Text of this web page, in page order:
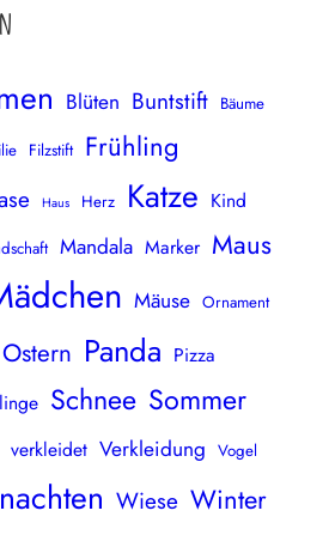
Blüten Buntstift Bäume
Filzstift Frühling
Haus Herz Katze Kind
Mandala Marker Maus
Mäuse Ornament
Ostern Panda Pizza
Schnee Sommer
verkleidet Verkleidung Vogel
Wiese Winter